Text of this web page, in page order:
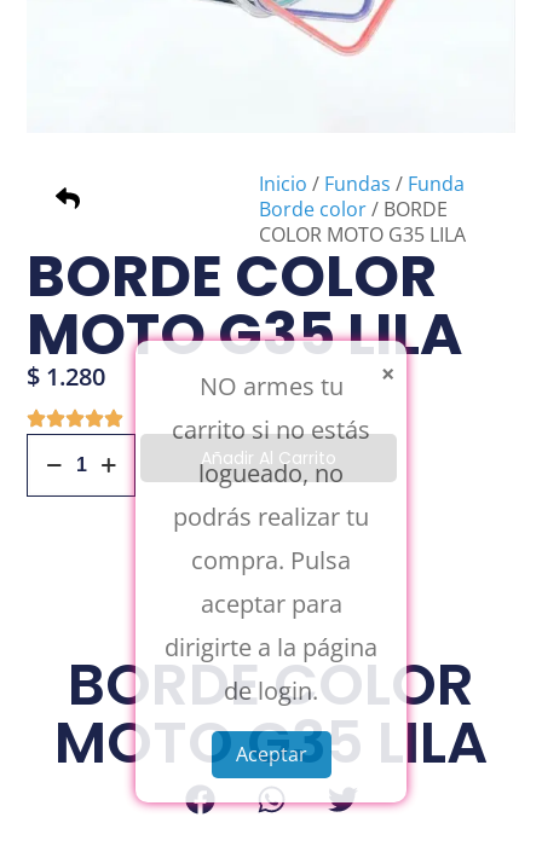
Inicio / Fundas / Funda
Borde color/ BORDE
COLOR MOTO G35 LILA
BORDE COLOR
MOTO G35 LILA
$ 1.280
Añadir Al Carrito
BORDE COLOR
MOTO G35 LILA
×
NO armes tu
carrito si no estás
logueado, no
podrás realizar tu
compra. Pulsa
aceptar para
dirigirte a la página
de login.
Aceptar